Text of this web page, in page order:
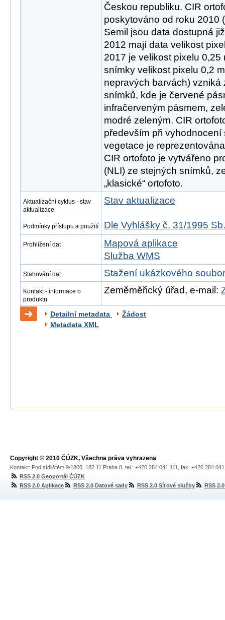
Českou republiku. CIR
poskytováno od roku 2010
Semil jsou data dostupná
2012 mají data velikost
2017 je velikost pixelu
snímky velikost pixelu 0,2
nepravých barvách)
snímků, kde je červené
infračerveným pásmem,
modré zeleným. CIR
především při
vegetace je
CIR ortofoto je vytvářeno
(NLI) ze stejných snímků,
„klasické“ ortofoto.
Aktualizační cyklus - stav
aktualizace
Stav aktualizace
Podmínky přístupu a použití Dle Vyhlášky č. 31/1995 Sb.
Prohlížení dat
Mapová aplikace
Služba WMS
Stahování dat Stažení ukázkového
Kontakt - informace o
produktu
Zeměměřický úřad, e-mail:
Detailní metadata
Žádost
Metadata XML
Copyright © 2010 ČÚZK, Všechna práva vyhrazena
Kontakt: Pod sídlištěm 9/1800, 182 11 Praha 8, tel.: +420 284 041 111, fax: +420 284
RSS 2.0 Geoportál ČÚZK
RSS 2.0 Aplikace
RSS 2.0 Datové sady RSS 2.0 Síťové služby RSS